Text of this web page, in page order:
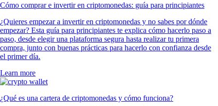
Cómo comprar e invertir en criptomonedas: guía para principiantes
¿Quieres empezar a invertir en criptomonedas y no sabes por dónde
empezar? Esta guía para principiantes te explica cómo hacerlo paso a
paso, desde elegir una plataforma segura hasta realizar tu primera
compra, junto con buenas prácticas para hacerlo con confianza desde
el primer día.
Learn more
¿Qué es una cartera de criptomonedas y cómo funciona?